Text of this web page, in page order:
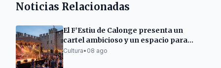
Noticias Relacionadas
El F’Estiu de Calonge presenta un
cartel ambicioso y un espacio para
emergentes
Cultura• 08 ago